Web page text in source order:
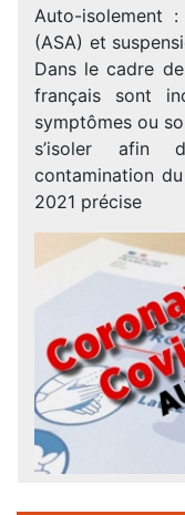
Auto-isolement :
(ASA) et
Dans le cadre
français sont
symptômes ou
s’isoler afin
contamination
2021 précise